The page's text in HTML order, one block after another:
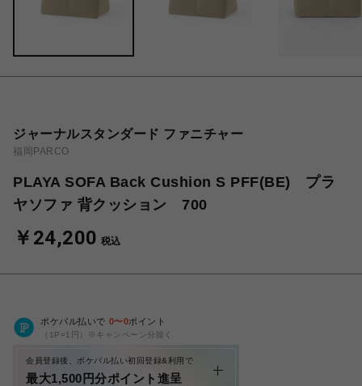
ジャーナルスタンダード ファニチャー
福岡PARCO
PLAYA SOFA Back Cushion S PFF(BE) プラ
ヤソファ 背クッション 700
￥24,200 税込
ポケパル払いで 0〜0ポイント
（1P=1円）※キャンペーン分除く
会員登録後、ポケパル払い初回登録&利用で
最大1,500円分ポイント進呈